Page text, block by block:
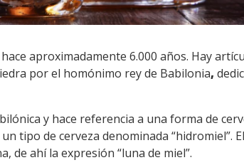
aproximadamente 6.000 años. Hay
por el homónimo rey de Babilonia,
y hace referencia a una forma de
tipo de cerveza denominada “hidromiel”.
de ahí la expresión “luna de miel”.